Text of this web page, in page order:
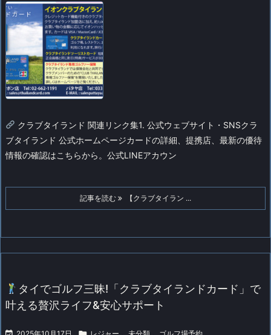
クラブタイランド 関連リンク集1. 公式ウェブサイト・SNSクラ
ブタイランド 公式ホームページカードの詳細、提携店、最新の優待
情報の確認はこちらから。 公式LINEアカウン
記事を読む 【クラブタイラン ...
タイでゴルフ三昧!「クラブタイランドカード」で
叶える贅沢ライフ&安心サポート